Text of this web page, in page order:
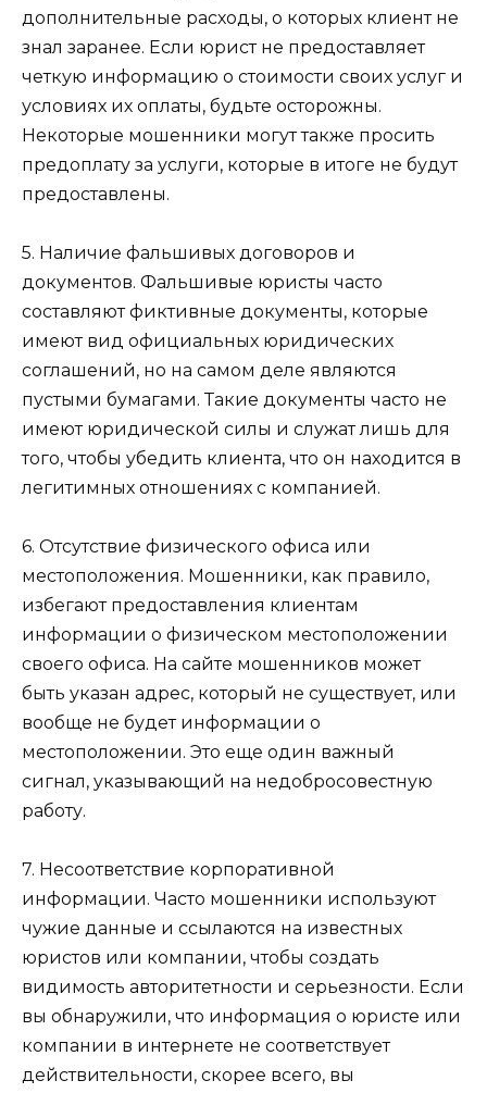
дополнительные расходы, о которых клиент не
знал заранее. Если юрист не предоставляет
четкую информацию о стоимости своих услуг и
условиях их оплаты, будьте осторожны.
Некоторые мошенники могут также просить
предоплату за услуги, которые в итоге не будут
предоставлены.
5. Наличие фальшивых договоров и
документов. Фальшивые юристы часто
составляют фиктивные документы, которые
имеют вид официальных юридических
соглашений, но на самом деле являются
пустыми бумагами. Такие документы часто не
имеют юридической силы и служат лишь для
того, чтобы убедить клиента, что он находится в
легитимных отношениях с компанией.
6. Отсутствие физического офиса или
местоположения. Мошенники, как правило,
избегают предоставления клиентам
информации о физическом местоположении
своего офиса. На сайте мошенников может
быть указан адрес, который не существует, или
вообще не будет информации о
местоположении. Это еще один важный
сигнал, указывающий на недобросовестную
работу.
7. Несоответствие корпоративной
информации. Часто мошенники используют
чужие данные и ссылаются на известных
юристов или компании, чтобы создать
видимость авторитетности и серьезности. Если
вы обнаружили, что информация о юристе или
компании в интернете не соответствует
действительности, скорее всего, вы